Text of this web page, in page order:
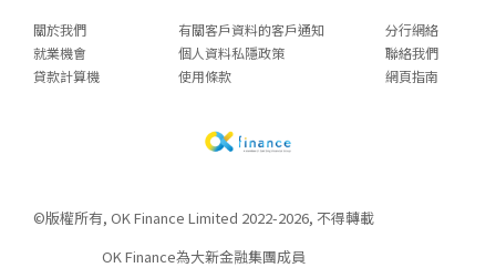
關於我們
就業機會
貸款計算機
有關客戶資料的客戶通知
個人資料私隱政策
使用條款
分行網絡
聯絡我們
網頁指南
©版權所有, OK Finance Limited 2022-2026, 不得轉載
OK Finance為大新金融集團成員